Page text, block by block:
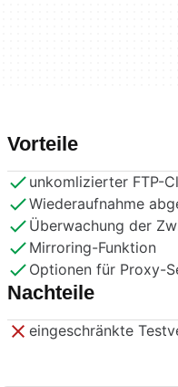
Vorteile
unkomlizierter FTP-
Wiederaufnahme
Überwachung der
Mirroring-Funktion
Optionen für Proxy-
Nachteile
eingeschränkte